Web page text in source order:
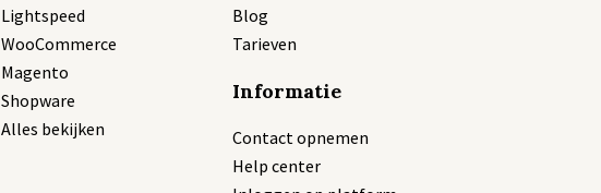
Lightspeed
WooCommerce
Magento
Shopware
Alles bekijken
Blog
Tarieven
Informatie
Contact opnemen
Help center